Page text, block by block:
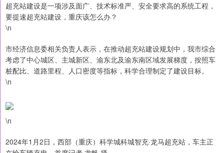
超充站建设是一项涉及面广、技术标准严、安全要求高的系统工程，
要提速超充站建设，重庆该怎么办？
\n
市经济信息委相关负责人表示，在推动超充站建设规划中，我市综合
考虑了中心城区、主城新区、渝东北及渝东南区域发展梯度，按照车
桩配比、道路里程、人口密度等指标，科学合理制定了建设目标。
\n
\n
2024年1月2日，西部（重庆）科学城科城智充·龙马超充站，车主正